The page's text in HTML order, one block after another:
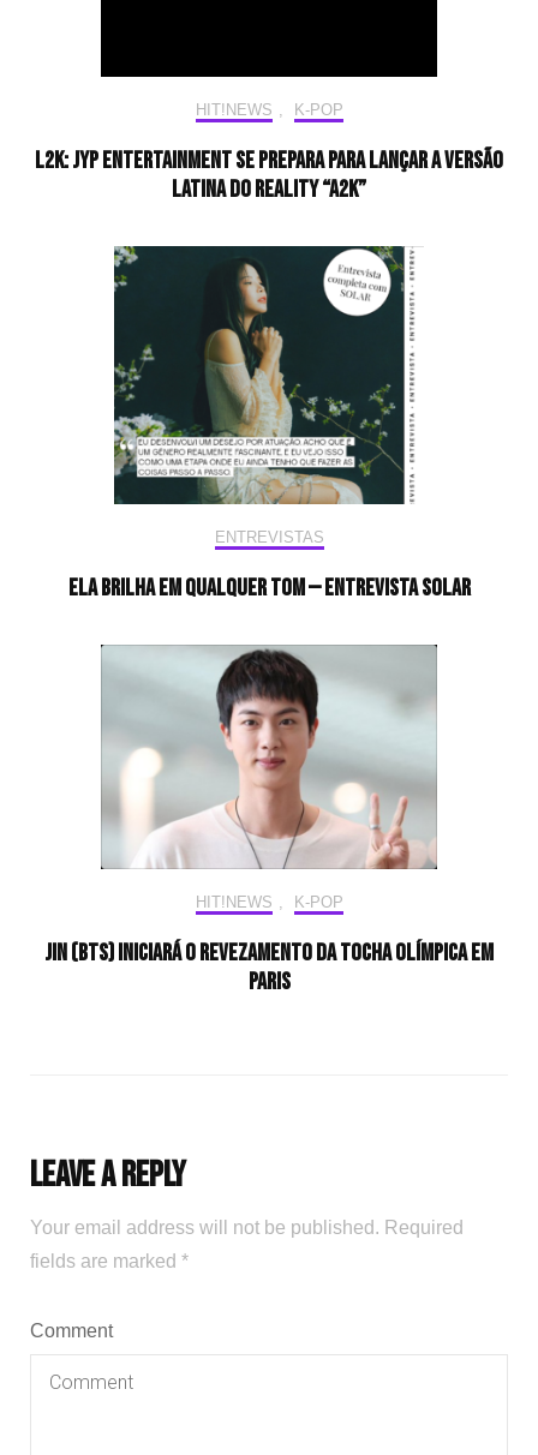
HIT!NEWS K-POP
L2K: JYP Entertainment se prepara para lançar a versão
latina do reality “A2K”
ENTREVISTAS
Ela brilha em qualquer tom — Entrevista Solar
HIT!NEWS K-POP
Jin (BTS) iniciará o revezamento da tocha olímpica em
Paris
Leave a Reply
Your email address will not be published. Required
fields are marked *
Comment